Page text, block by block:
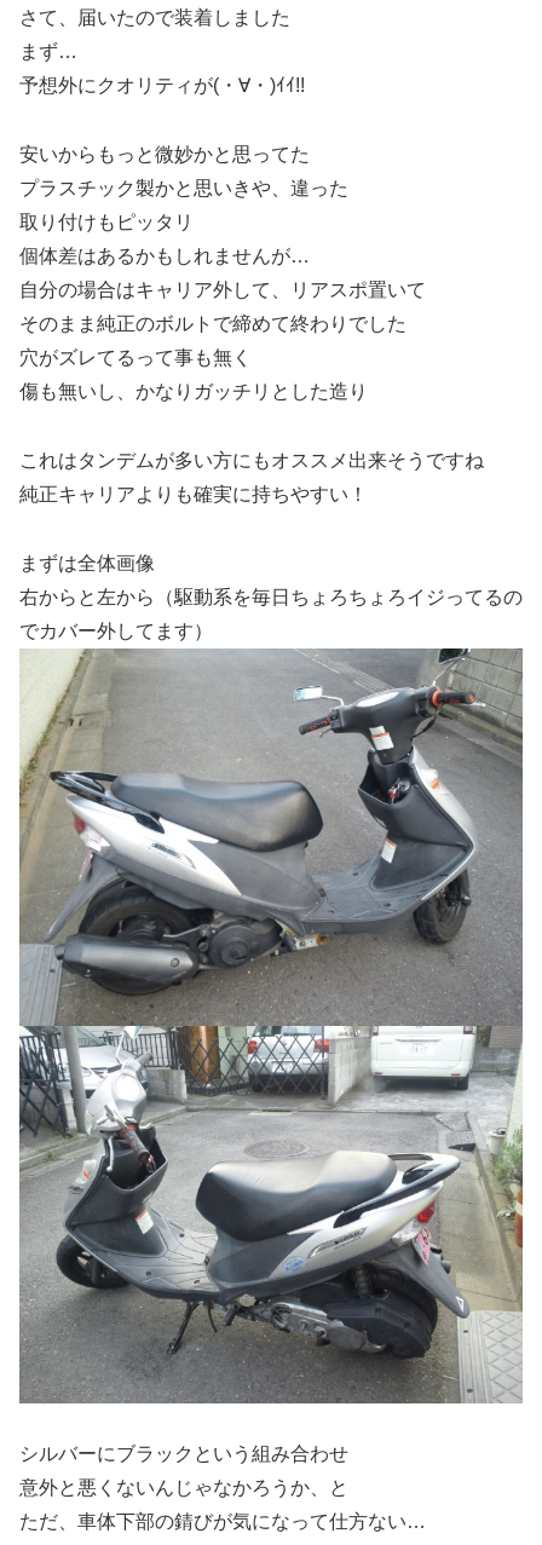
さて、届いたので装着しました
まず…
予想外にクオリティが(・∀・)ｲｲ!!
安いからもっと微妙かと思ってた
プラスチック製かと思いきや、違った
取り付けもピッタリ
個体差はあるかもしれませんが…
自分の場合はキャリア外して、リアスポ置いて
そのまま純正のボルトで締めて終わりでした
穴がズレてるって事も無く
傷も無いし、かなりガッチリとした造り
これはタンデムが多い方にもオススメ出来そうですね
純正キャリアよりも確実に持ちやすい！
まずは全体画像
右からと左から（駆動系を毎日ちょろちょろイジってるの
でカバー外してます）
シルバーにブラックという組み合わせ
意外と悪くないんじゃなかろうか、と
ただ、車体下部の錆びが気になって仕方ない…